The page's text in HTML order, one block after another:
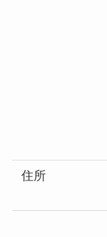
住所